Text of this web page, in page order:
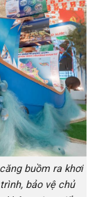
buồm ra khơi
bảo vệ chủ